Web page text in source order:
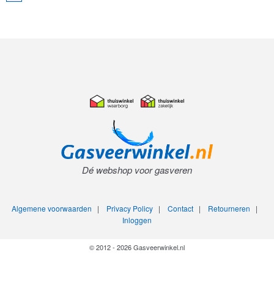
Dé webshop voor gasveren
Algemene voorwaarden | Privacy Policy| Contact| Retourneren |
Inloggen
© 2012 - 2026 Gasveerwinkel.nl